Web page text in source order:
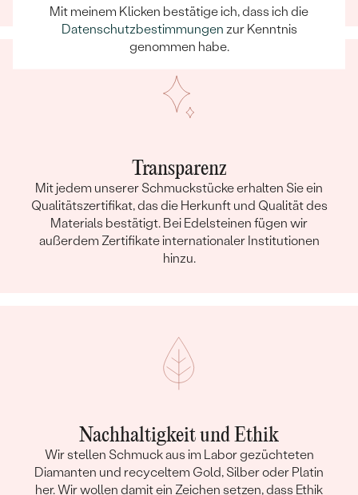
Transparenz
Mit jedem unserer Schmuckstücke erhalten Sie ein
Qualitätszertifikat, das die Herkunft und Qualität des
Materials bestätigt. Bei Edelsteinen fügen wir
außerdem Zertifikate internationaler Institutionen
hinzu.
Nachhaltigkeit und Ethik
Wir stellen Schmuck aus im Labor gezüchteten
Diamanten und recyceltem Gold, Silber oder Platin
her. Wir wollen damit ein Zeichen setzen, dass Ethik
Mit meinem Klicken bestätige ich, dass ich die
Datenschutzbestimmungen zur Kenntnis
genommen habe.